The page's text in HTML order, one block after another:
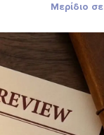
Μερίδιο σε